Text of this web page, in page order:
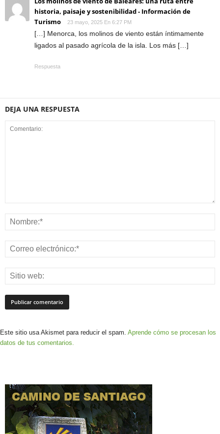
historia, paisaje y sostenibilidad - Información de
Turismo
23 mayo, 2025 En 6:27 PM
[…] Menorca, los molinos de viento están íntimamente
ligados al pasado agrícola de la isla. Los más […]
Respuesta
DEJA UNA RESPUESTA
Este sitio usa Akismet para reducir el spam. Aprende cómo se procesan los
datos de tus comentarios.